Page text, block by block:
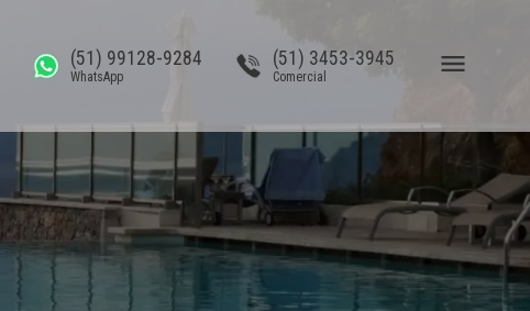
(51) 99128-9284
WhatsApp
(51) 3453-3945
Comercial